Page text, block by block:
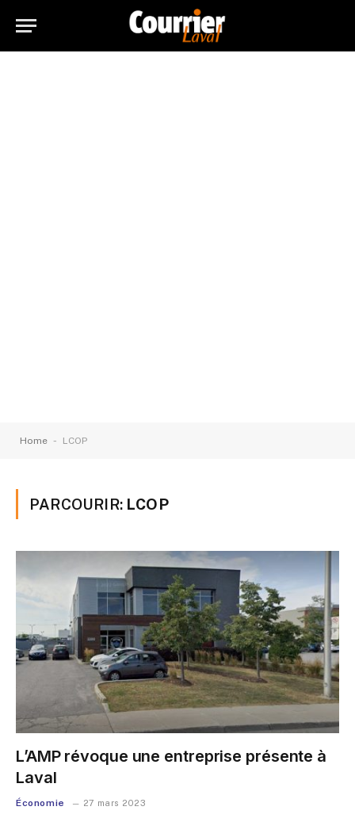
Home - LCOP
PARCOURIR: LCOP
L’AMP révoque une entreprise présente à
Laval
Économie 27 mars 2023